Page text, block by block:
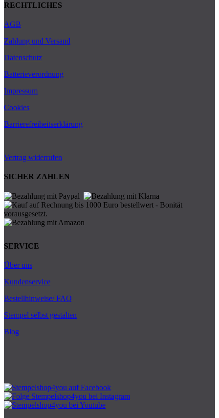
RECHTLICHES
AGB
Zahlung und Versand
Datenschutz
Batterieverordnung
Impressum
Cookies
Barrierefreiheitserklärung
Vertrag widerrufen
SICHER ZAHLEN
SERVICE
Über uns
Kundenservice
Bestellhinweise/ FAQ
Stempel selbst gestalten
Blog